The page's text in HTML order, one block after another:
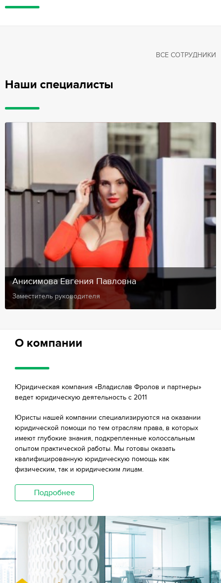
Наши специалисты
ВСЕ СОТРУДНИКИ
Анисимова Евгения Павловна
Заместитель руководителя
О компании
Юридическая компания «Владислав Фролов и партнеры»
ведет юридическую деятельность с 2011
Юристы нашей компании специализируются на оказании
юридической помощи по тем отраслям права, в которых
имеют глубокие знания, подкрепленные колоссальным
опытом практической работы. Мы готовы оказать
квалифицированную юридическую помощь как
физическим, так и юридическим лицам.
Подробнее